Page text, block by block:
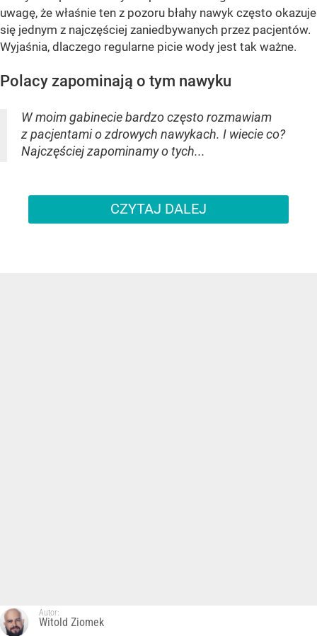
uwagę, że właśnie ten z pozoru błahy nawyk często okazuje
się jednym z najczęściej zaniedbywanych przez pacjentów.
Wyjaśnia, dlaczego regularne picie wody jest tak ważne.
Polacy zapominają o tym nawyku
W moim gabinecie bardzo często rozmawiam
z pacjentami o zdrowych nawykach. I wiecie co?
Najczęściej zapominamy o tych...
CZYTAJ DALEJ
Autor:
Witold Ziomek